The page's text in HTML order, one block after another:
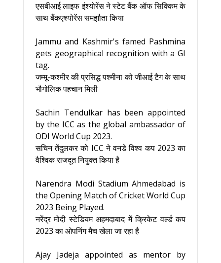
एसबीआई लाइफ इंश्योरेंस ने स्टेट बैंक ऑफ सिक्किम के
साथ बैंकएश्योरेंस समझौता किया
Jammu and Kashmir's famed Pashmina
gets geographical recognition with a GI
tag.
जम्मू-कश्मीर की प्रसिद्ध पश्मीना को जीआई टैग के साथ
भौगोलिक पहचान मिली
Sachin Tendulkar has been appointed
by the ICC as the global ambassador of
ODI World Cup 2023.
सचिन तेंदुलकर को ICC ने वनडे विश्व कप 2023 का
वैश्विक राजदूत नियुक्त किया है
Narendra Modi Stadium Ahmedabad is
the Opening Match of Cricket World Cup
2023 Being Played.
नरेंद्र मोदी स्टेडियम अहमदाबाद में क्रिकेट वर्ल्ड कप
2023 का ओपनिंग मैच खेला जा रहा है
Ajay Jadeja appointed as mentor by